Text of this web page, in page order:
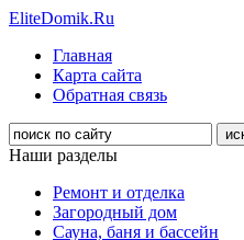
EliteDomik.Ru
Главная
Карта сайта
Обратная связь
Наши разделы
Ремонт и отделка
Загородный дом
Сауна, баня и бассейн